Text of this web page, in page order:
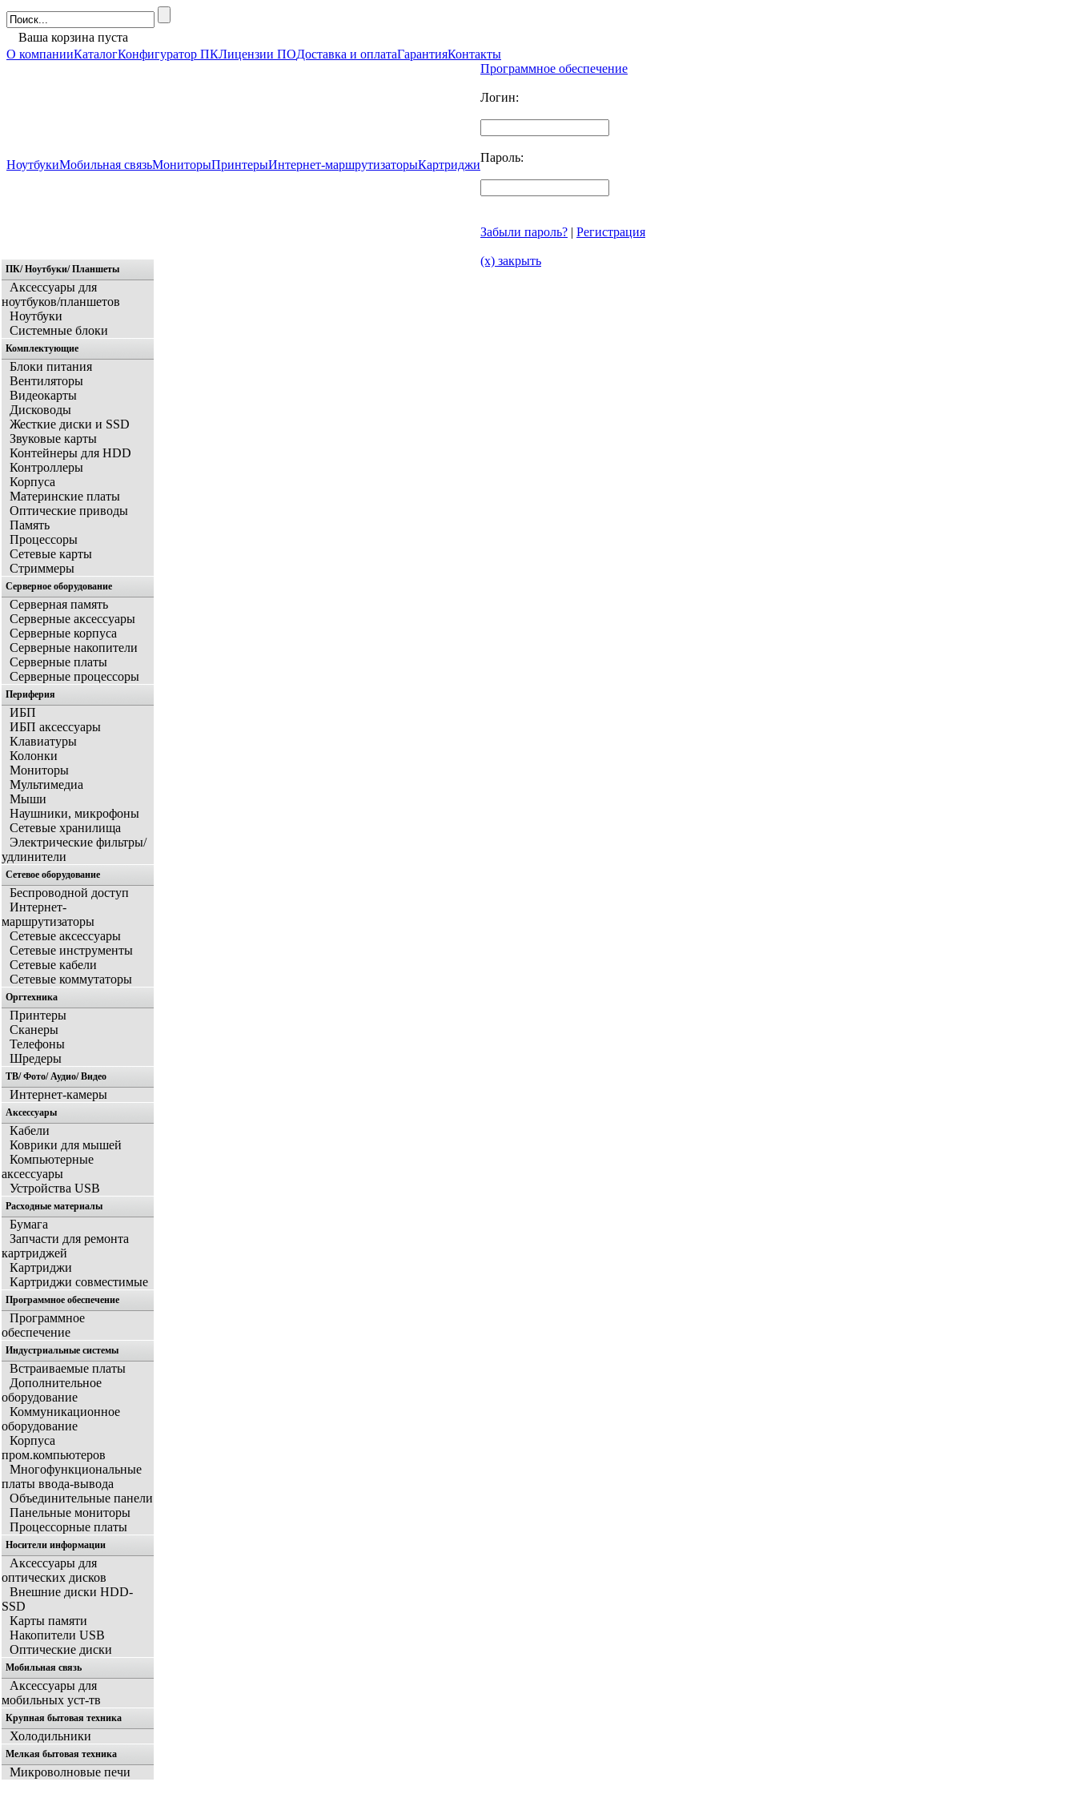
Ваша корзина пуста
О компанииКаталогКонфигуратор ПКЛицензии ПОДоставка и оплатаГарантияКонтакты
НоутбукиМобильная связьМониторыПринтерыИнтернет-маршрутизаторыКартриджи
Программное обеспечение
Логин:
Пароль:
Забыли пароль? | Регистрация
(x) закрыть
Главная
ПК/ Ноутбуки/ Планшеты
Аксессуары для
ноутбуков/планшетов
Ноутбуки
Системные блоки
Комплектующие
Блоки питания
Вентиляторы
Видеокарты
Дисководы
Жесткие диски и SSD
Звуковые карты
Контейнеры для HDD
Контроллеры
Корпуса
Материнские платы
Оптические приводы
Память
Процессоры
Сетевые карты
Стриммеры
Серверное оборудование
Серверная память
Серверные аксессуары
Серверные корпуса
Серверные накопители
Серверные платы
Серверные процессоры
Периферия
ИБП
ИБП аксессуары
Клавиатуры
Колонки
Мониторы
Мультимедиа
Мыши
Наушники, микрофоны
Сетевые хранилища
Электрические фильтры/
удлинители
Сетевое оборудование
Беспроводной доступ
Интернет-
маршрутизаторы
Сетевые аксессуары
Сетевые инструменты
Сетевые кабели
Сетевые коммутаторы
Оргтехника
Принтеры
Сканеры
Телефоны
Шредеры
ТВ/ Фото/ Аудио/ Видео
Интернет-камеры
Аксессуары
Кабели
Коврики для мышей
Компьютерные
аксессуары
Устройства USB
Расходные материалы
Бумага
Запчасти для ремонта
картриджей
Картриджи
Картриджи совместимые
Программное обеспечение
Программное
обеспечение
Индустриальные системы
Встраиваемые платы
Дополнительное
оборудование
Коммуникационное
оборудование
Корпуса
пром.компьютеров
Многофункциональные
платы ввода-вывода
Объединительные панели
Панельные мониторы
Процессорные платы
Носители информации
Аксессуары для
оптических дисков
Внешние диски HDD-
SSD
Карты памяти
Накопители USB
Оптические диски
Мобильная связь
Аксессуары для
мобильных уст-тв
Крупная бытовая техника
Холодильники
Мелкая бытовая техника
Микроволновые печи